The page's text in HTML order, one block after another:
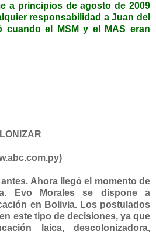
a principios de agosto de 2009
responsabilidad a Juan del
cuando el MSM y el MAS eran
Ahora llegó el momento de
Evo Morales se dispone a
en Bolivia. Los postulados
este tipo de decisiones, ya que
laica, descolonizadora,